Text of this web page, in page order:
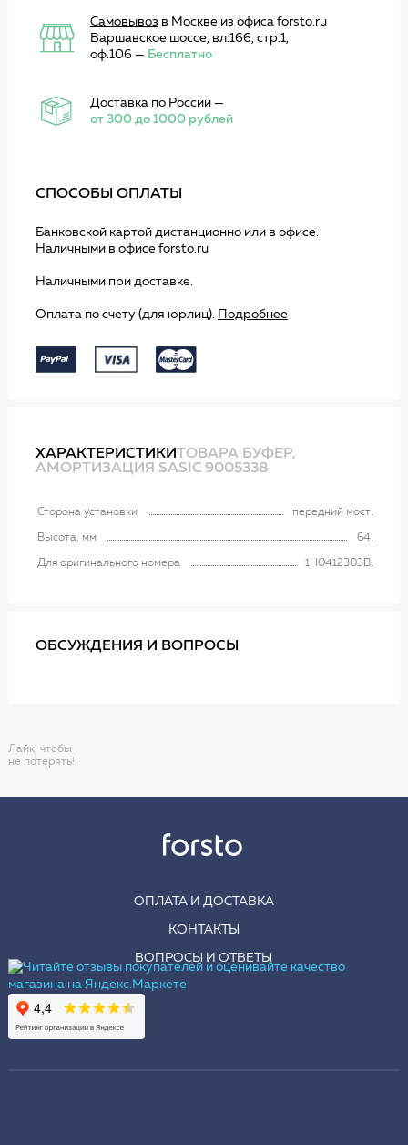
Самовывоз в Москве из офиса forsto.ru
Варшавское шоссе, вл.166, стр.1,
оф.106 — Бесплатно
Доставка по России—
от 300 до 1000 рублей
СПОСОБЫ ОПЛАТЫ
Банковской картой дистанционно или в офисе.
Наличными в офисе forsto.ru
Наличными при доставке.
Оплата по счету (для юрлиц). Подробнее
ХАРАКТЕРИСТИКИТОВАРА БУФЕР,
АМОРТИЗАЦИЯ SASIC 9005338
Сторона установки передний мост
Высота, мм 64
Для оригинального номера 1H0412303B
ОБСУЖДЕНИЯ И ВОПРОСЫ
Лайк, чтобы
не потерять!
ОПЛАТА И ДОСТАВКА
КОНТАКТЫ
ВОПРОСЫ И ОТВЕТЫ